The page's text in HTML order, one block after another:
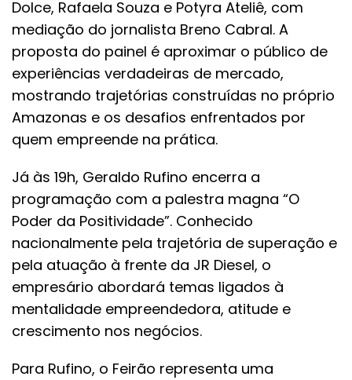
Dolce, Rafaela Souza e Potyra Ateliê, com
mediação do jornalista Breno Cabral. A
proposta do painel é aproximar o público de
experiências verdadeiras de mercado,
mostrando trajetórias construídas no próprio
Amazonas e os desafios enfrentados por
quem empreende na prática.
Já às 19h, Geraldo Rufino encerra a
programação com a palestra magna “O
Poder da Positividade”. Conhecido
nacionalmente pela trajetória de superação e
pela atuação à frente da JR Diesel, o
empresário abordará temas ligados à
mentalidade empreendedora, atitude e
crescimento nos negócios.
Para Rufino, o Feirão representa uma